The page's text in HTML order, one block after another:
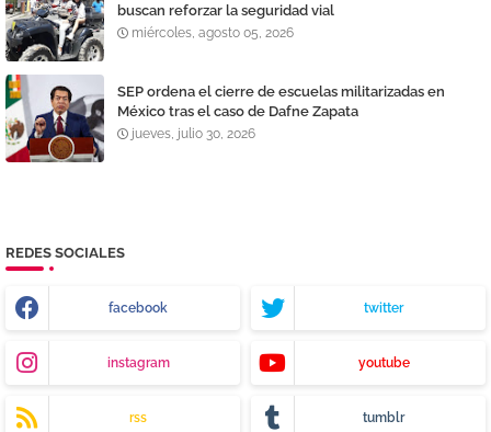
buscan reforzar la seguridad vial
miércoles, agosto 05, 2026
SEP ordena el cierre de escuelas militarizadas en
México tras el caso de Dafne Zapata
jueves, julio 30, 2026
REDES SOCIALES
facebook twitter
instagram youtube
rss tumblr